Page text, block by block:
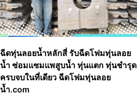
ฉีดทุ่นลอยน้ำหลักสี่ รับฉีดโฟมทุ่นลอย
น้ำ ซ่อมแซมแพสูบน้ำ ทุ่นแตก ทุ่นชำรุด
ครบจบในที่เดียว ฉีดโฟมทุ่นลอย
น้ำ.com